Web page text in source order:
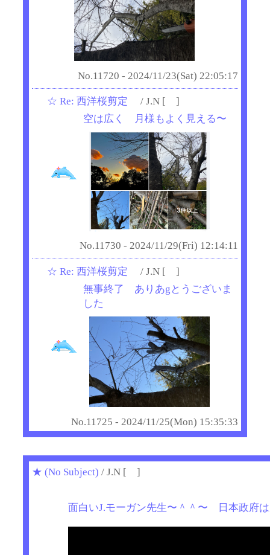
No.11720 - 2024/11/23(Sat) 22:05:17
☆ Re: 西洋桜剪定
/ J.N [ ]
空は広く 月様もよく見える〜
No.11730 - 2024/11/29(Fri) 12:14:11
☆ Re: 西洋桜剪定
/ J.N [ ]
無事終了 ありあgとうございま
した
No.11725 - 2024/11/25(Mon) 15:35:33
★ (No Subject) / J.N [ ]
面白いJ.モーガン先生〜＾＾〜 日本政府